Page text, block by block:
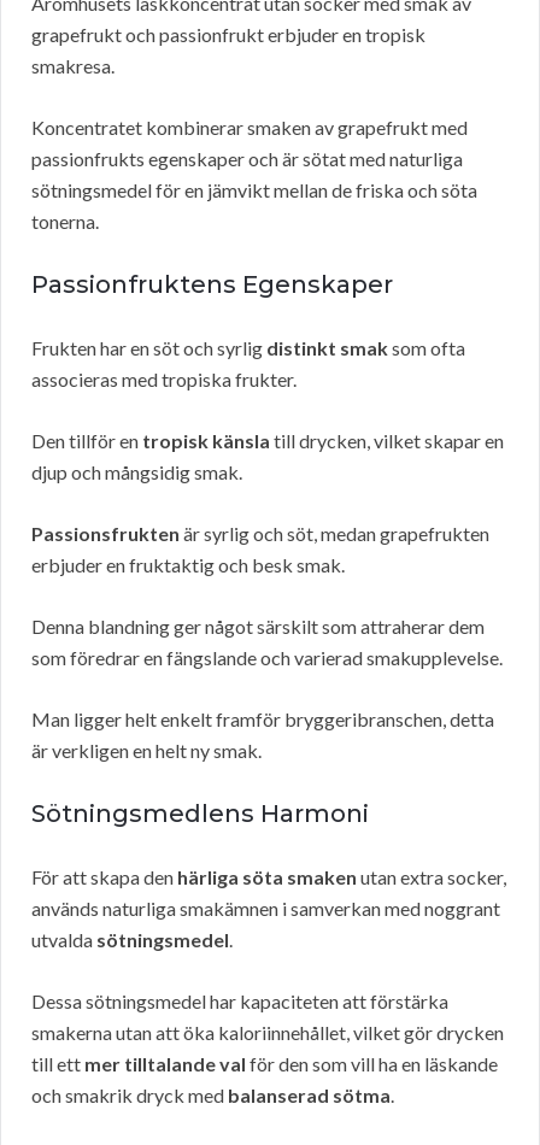
grapefrukt och passionfrukt erbjuder en tropisk
smakresa.
Koncentratet kombinerar smaken av grapefrukt med
passionfrukts egenskaper och är sötat med naturliga
sötningsmedel för en jämvikt mellan de friska och söta
tonerna.
Passionfruktens Egenskaper
Frukten har en söt och syrlig distinkt smaksom ofta
associeras med tropiska frukter.
Den tillför en tropisk känsla till drycken, vilket skapar en
djup och mångsidig smak.
Passionsfrukten är syrlig och söt, medan grapefrukten
erbjuder en fruktaktig och besk smak.
Denna blandning ger något särskilt som attraherar dem
som föredrar en fängslande och varierad smakupplevelse.
Man ligger helt enkelt framför bryggeribranschen, detta
är verkligen en helt ny smak.
Sötningsmedlens Harmoni
För att skapa den härliga söta smaken utan extra socker,
används naturliga smakämnen i samverkan med noggrant
utvalda sötningsmedel.
Dessa sötningsmedel har kapaciteten att förstärka
smakerna utan att öka kaloriinnehållet, vilket gör drycken
till ett mer tilltalande val för den som vill ha en läskande
och smakrik dryck med balanserad sötma.